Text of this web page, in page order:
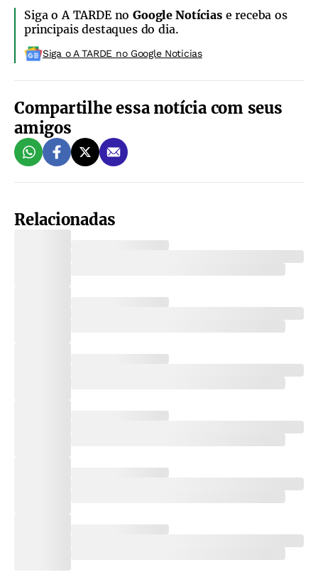
Siga o A TARDE noGoogle Notíciase receba os
principais destaques do dia.
Siga o A TARDE no Google Noticias
Compartilhe essa notícia com seus
amigos
Relacionadas